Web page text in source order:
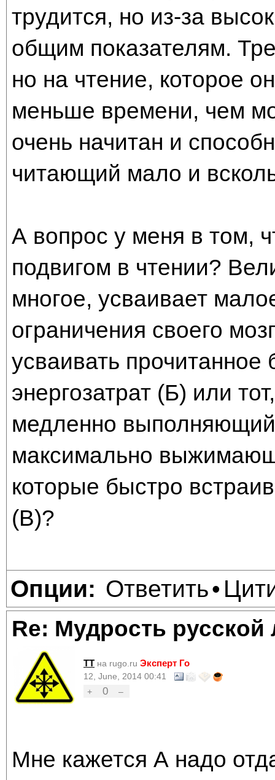
трудится, но из-за
общим показателям.
но на чтение, которое
меньше времени, чем
очень начитан и
читающий мало и
А вопрос у меня в том,
подвигом в чтении?
многое, усваивает
ограничения своего
усваивать
энергозатрат (Б) или
медленно
максимально
которые быстро
(В)?
Опции: Ответить•
Re: Мудрость русской
TT на rugo.ru Эксперт Го
12, June, 2014 00:41
+
0 –
Мне кажется А надо